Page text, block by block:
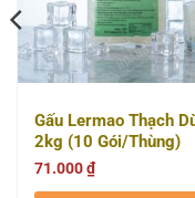
Gấu Lermao Thạch
2kg (10 Gói/Thùng)
71.000₫